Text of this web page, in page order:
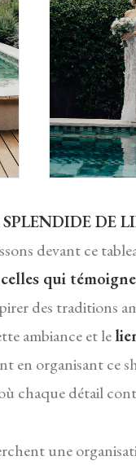
DE
devant ce
celles qui
des traditions
ambiance et le
en organisant ce
chaque détail
une